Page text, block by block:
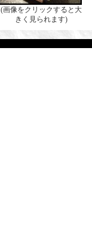
(画像をクリックすると大
きく見られます)